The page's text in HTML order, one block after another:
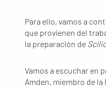
Para ello, vamos a
que provienen del
la preparación de
Vamos a escuchar en
Amden, miembro de la